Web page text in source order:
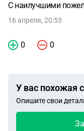
С наилучшими
16 апреля, 20:53
0 0
У вас похожая
Опишите свои